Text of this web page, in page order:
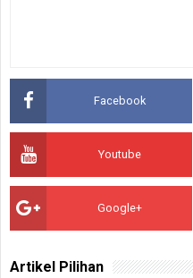
Facebook
Youtube
Google+
Artikel Pilihan